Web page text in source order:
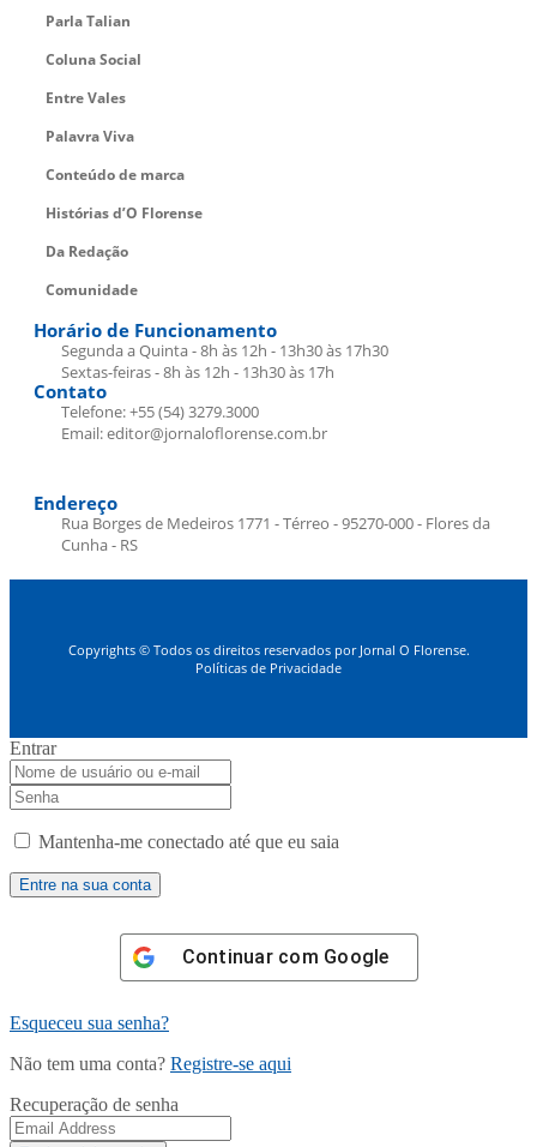
Parla Talian
Coluna Social
Entre Vales
Palavra Viva
Conteúdo de marca
Histórias d’O Florense
Da Redação
Comunidade
Horário de Funcionamento
Segunda a Quinta - 8h às 12h - 13h30 às 17h30
Sextas-feiras - 8h às 12h - 13h30 às 17h
Contato
Telefone: +55 (54) 3279.3000
Email: editor@jornaloflorense.com.br
Endereço
Rua Borges de Medeiros 1771 - Térreo - 95270-000 - Flores da
Cunha - RS
Copyrights © Todos os direitos reservados por Jornal O Florense.
Políticas de Privacidade
Entrar
Mantenha-me conectado até que eu saia
Continuar com Google
Esqueceu sua senha?
Não tem uma conta? Registre-se aqui
Recuperação de senha